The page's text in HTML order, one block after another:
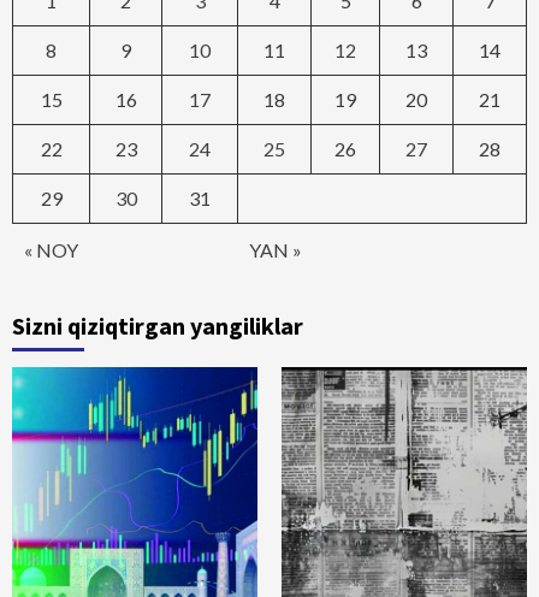
« NOY YAN »
8 9 10 11 12 13 14
15 16 17 18 19 20 21
22 23 24 25 26 27 28
29 30 31
Sizni qiziqtirgan yangiliklar